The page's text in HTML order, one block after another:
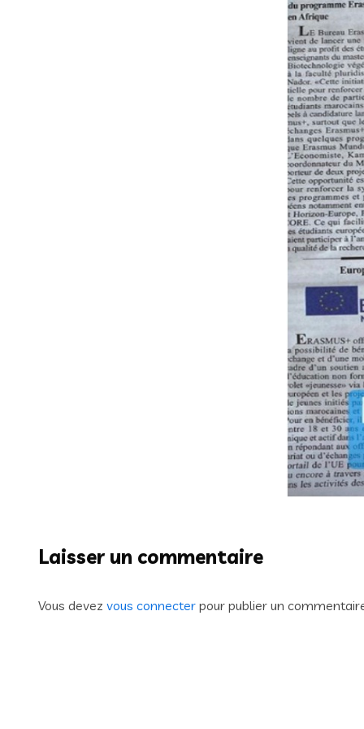
Laisser un commentaire
Vous devez vous connecter pour publier un